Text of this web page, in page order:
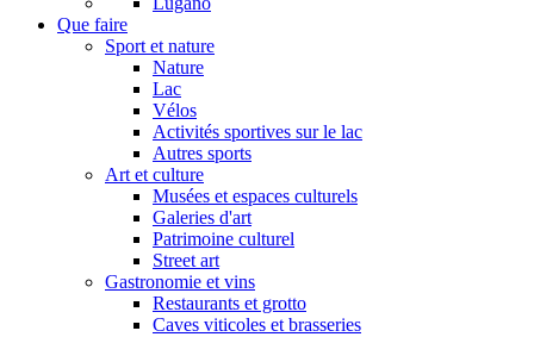
Que faire
Sport et nature
Nature
Lac
Vélos
Activités sportives sur le lac
Autres sports
Art et culture
Musées et espaces culturels
Galeries d'art
Patrimoine culturel
Street art
Gastronomie et vins
Restaurants et grotto
Caves viticoles et brasseries